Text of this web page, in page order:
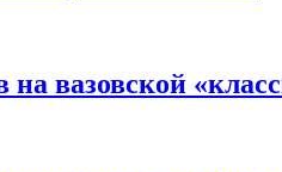
вазовской